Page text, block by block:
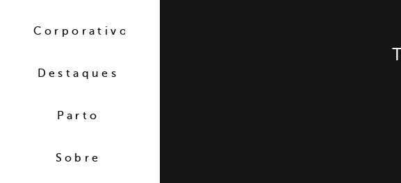
Corporativo
Destaques
Parto
Sobre